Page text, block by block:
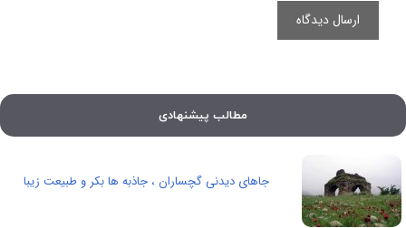
مطالب پیشنهادی
جاهای دیدنی گچساران ، جاذبه ها بکر و طبیعت زیبا